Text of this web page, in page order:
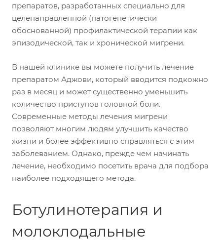
препаратов, разработанных специально для
целенаправленной (патогенетически
обоснованной) профилактической терапии как
эпизодической, так и хронической мигрени.
В нашей клинике вы можете получить лечение
препаратом Аджови, который вводится подкожно
раз в месяц и может существенно уменьшить
количество приступов головной боли.
Современные методы лечения мигрени
позволяют многим людям улучшить качество
жизни и более эффективно справляться с этим
заболеванием. Однако, прежде чем начинать
лечение, необходимо посетить врача для подбора
наиболее подходящего метода.
Ботулинотерапия и
молоклодальные